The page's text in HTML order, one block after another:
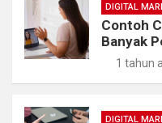
DIGITAL
Contoh
Banyak
1 tahun
DIGITAL